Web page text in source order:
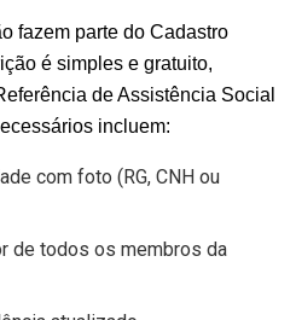
fazem parte do Cadastro
é simples e gratuito,
de Assistência Social
incluem:
com foto (RG, CNH ou
de todos os membros da